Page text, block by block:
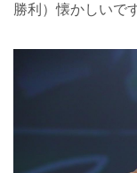
勝利）懐かしいで